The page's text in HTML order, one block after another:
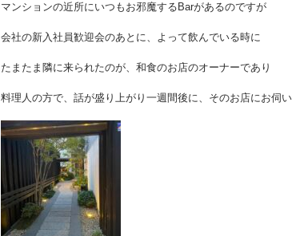
マンションの近所にいつもお邪魔するBarがあるのですが
会社の新入社員歓迎会のあとに、よって飲んでいる時に
たまたま隣に来られたのが、和食のお店のオーナーであり
料理人の方で、話が盛り上がり一週間後に、そのお店にお伺